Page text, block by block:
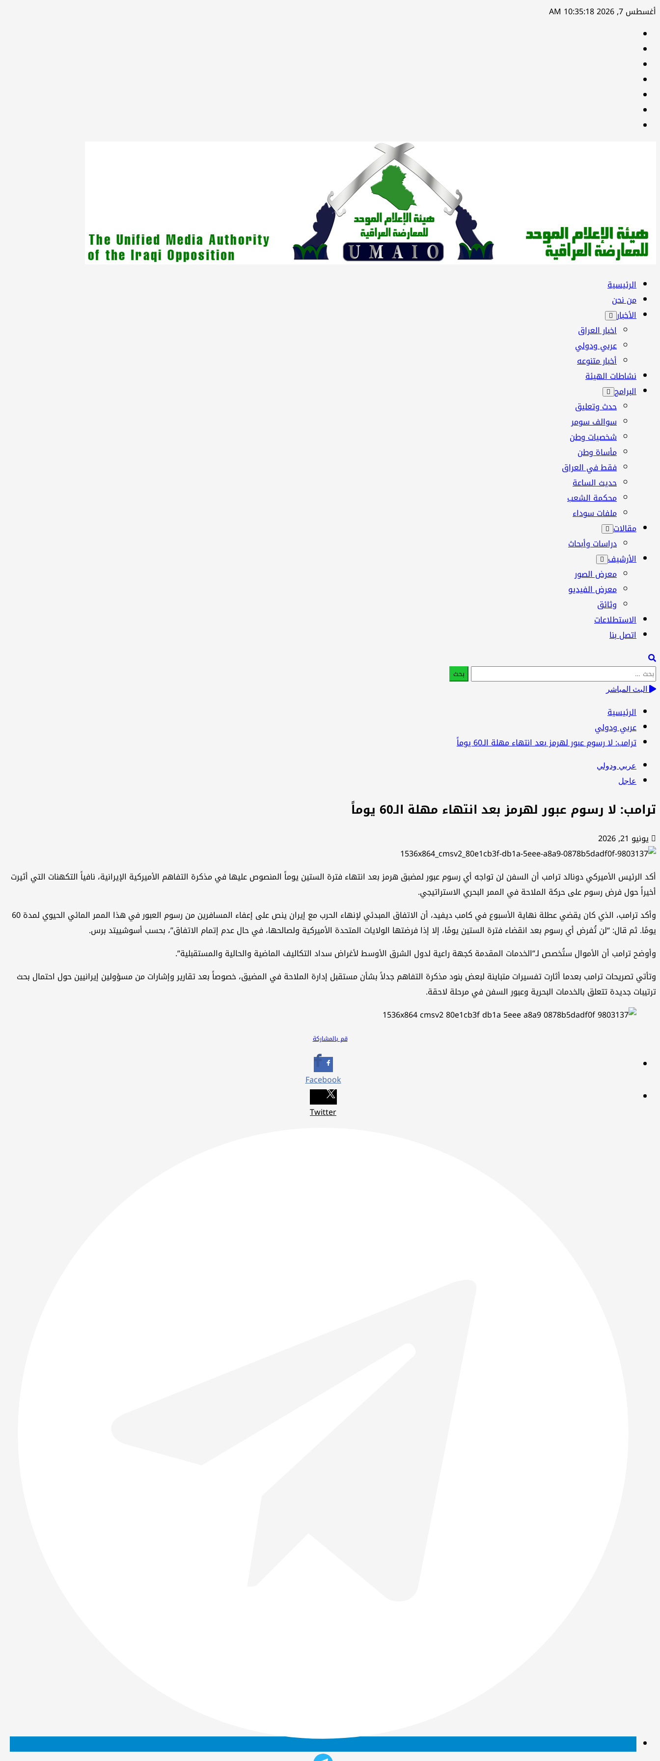
تخطي
أغسطس 7, 2026
10:35:18 AM
القائمة
الرئيسية
الرئيسية
من نحن
الأخبار
اخبار العراق
عربي ودولي
أخبار متنوعه
نشاطات الهيئة
البرامج
حدث وتعليق
سوالف سومر
شخصيات وطن
مأساة وطن
فقط في العراق
حديث الساعة
محكمة الشعب
ملفات سوداء
مقالات
دراسات وأبحاث
الأرشيف
معرض الصور
معرض الفيديو
وثائق
الاستطلاعات
اتصل بنا
البحث
عن:البث المباشر
الرئيسية
عربي ودولي
ترامب: لا رسوم عبور لهرمز بعد انتهاء مهلة الـ60 يوماً
عربي ودولي
عاجل
ترامب: لا رسوم عبور لهرمز بعد انتهاء مهلة الـ60 يوماً
يونيو 21, 2026
أكد الرئيس الأميركي دونالد ترامب أن السفن لن تواجه أي رسوم عبور لمضبق هرمز بعد انتهاء فترة الستين يوماً المنصوص عليها في مذكرة التفاهم الأميركية الإيرانية، نافياً التكهنات التي أثيرت
أخيراً حول فرض رسوم على حركة الملاحة في الممر البحري الاستراتيجي.
وأكد ترامب، الذي كان يقضي عطلة نهاية الأسبوع في كامب ديفيد، أن الاتفاق المبدئي لإنهاء الحرب مع إيران ينص على إعفاء المسافرين من رسوم العبور في هذا الممر المائي الحيوي لمدة 60
يومًا. ثم قال: “لن تُفرض أي رسوم بعد انقضاء فترة الستين يومًا، إلا إذا فرضتها الولايات المتحدة الأميركية ولصالحها، في حال عدم إتمام الاتفاق”، بحسب أسوشييتد برس.
وأوضح ترامب أن الأموال ستُخصص لـ”الخدمات المقدمة كجهة راعية لدول الشرق الأوسط لأغراض سداد التكاليف الماضية والحالية والمستقبلية”.
وتأتي تصريحات ترامب بعدما أثارت تفسيرات متباينة لبعض بنود مذكرة التفاهم جدلاً بشأن مستقبل إدارة الملاحة في المضيق، خصوصاً بعد تقارير وإشارات من مسؤولين إيرانيين حول احتمال بحث
ترتيبات جديدة تتعلق بالخدمات البحرية وعبور السفن في مرحلة لاحقة.
قم بالمشاركة
Facebook
Twitter